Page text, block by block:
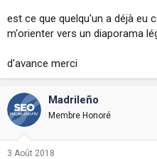
est ce que quelqu'un a déjà eu
m'orienter vers un diaporama
d'avance merci
Madrileño
Membre Honoré
3 Août 2018